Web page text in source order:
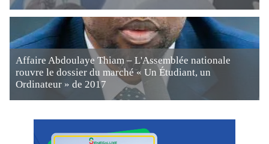
Affaire Abdoulaye Thiam – L'Assemblée nationale
rouvre le dossier du marché « Un Étudiant, un
Ordinateur » de 2017